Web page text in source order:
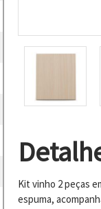
Kit vinho 2 peças
espuma,